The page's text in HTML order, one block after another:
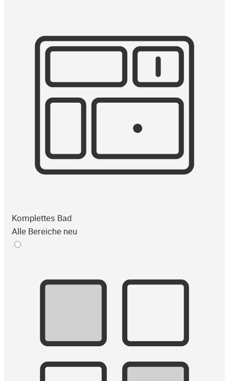
Komplettes Bad
Alle Bereiche neu